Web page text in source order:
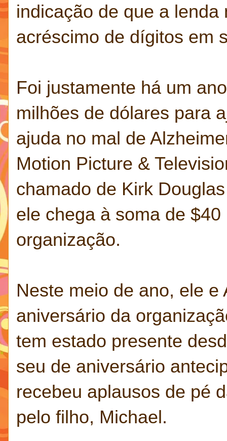
indicação de que a
acréscimo de dígitos em
Foi justamente há um
milhões de dólares para
ajuda no mal de
Motion Picture &
chamado de Kirk
ele chega à soma de
organização.
Neste meio de ano, ele e
aniversário da
tem estado presente
seu de aniversário
recebeu aplausos de pé
pelo filho, Michael.